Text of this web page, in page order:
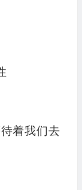
着我们去